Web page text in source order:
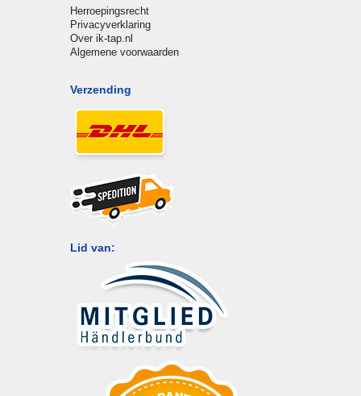
Herroepingsrecht
Privacyverklaring
Over ik-tap.nl
Algemene voorwaarden
Verzending
Lid van: